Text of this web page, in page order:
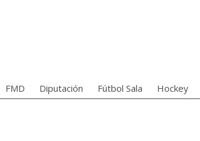
FMD Diputación Fútbol Sala Hockey